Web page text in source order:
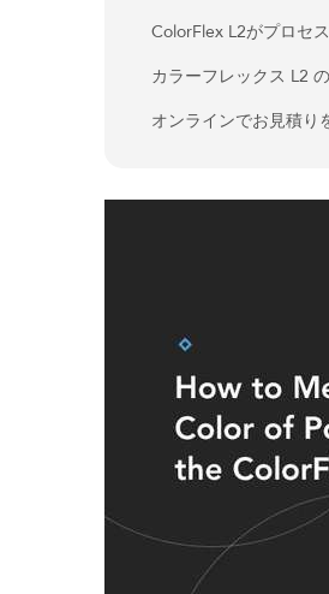
ColorFlex L2がプロセ
カラーフレックス L2
オンラインでお見積り